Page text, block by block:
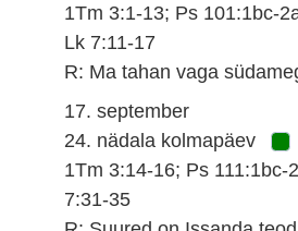
1Tm 3:1-13; Ps 101:1bc-
Lk 7:11-17
R: Ma tahan vaga
17. september
24. nädala kolmapäev
1Tm 3:14-16; Ps 111:1bc-
7:31-35